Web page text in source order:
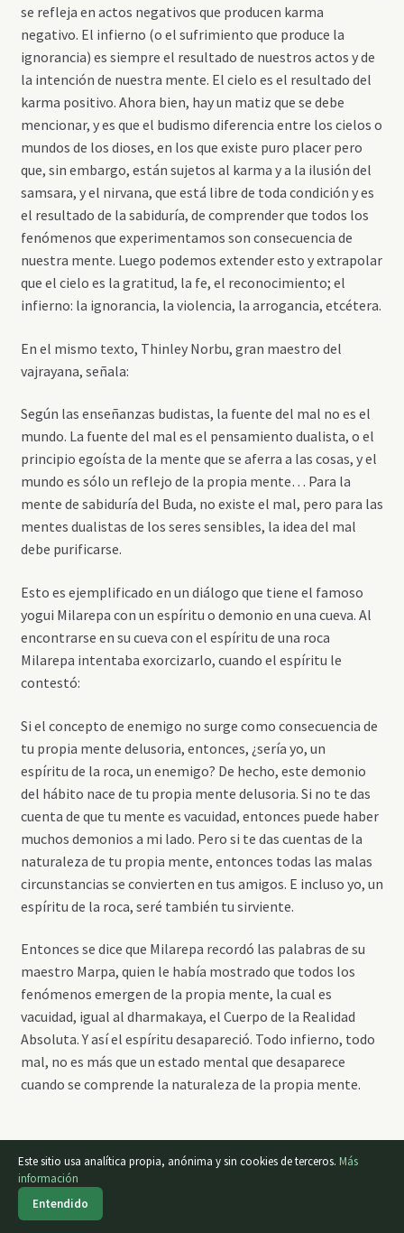
se refleja en actos negativos que producen karma
negativo. El infierno (o el sufrimiento que produce la
ignorancia) es siempre el resultado de nuestros actos y de
la intención de nuestra mente. El cielo es el resultado del
karma positivo. Ahora bien, hay un matiz que se debe
mencionar, y es que el budismo diferencia entre los cielos o
mundos de los dioses, en los que existe puro placer pero
que, sin embargo, están sujetos al karma y a la ilusión del
samsara, y el nirvana, que está libre de toda condición y es
el resultado de la sabiduría, de comprender que todos los
fenómenos que experimentamos son consecuencia de
nuestra mente. Luego podemos extender esto y extrapolar
que el cielo es la gratitud, la fe, el reconocimiento; el
infierno: la ignorancia, la violencia, la arrogancia, etcétera.
En el mismo texto, Thinley Norbu, gran maestro del
vajrayana, señala:
Según las enseñanzas budistas, la fuente del mal no es el
mundo. La fuente del mal es el pensamiento dualista, o el
principio egoísta de la mente que se aferra a las cosas, y el
mundo es sólo un reflejo de la propia mente… Para la
mente de sabiduría del Buda, no existe el mal, pero para las
mentes dualistas de los seres sensibles, la idea del mal
debe purificarse.
Esto es ejemplificado en un diálogo que tiene el famoso
yogui Milarepa con un espíritu o demonio en una cueva. Al
encontrarse en su cueva con el espíritu de una roca
Milarepa intentaba exorcizarlo, cuando el espíritu le
contestó:
Si el concepto de enemigo no surge como consecuencia de
tu propia mente delusoria, entonces, ¿sería yo, un
espíritu de la roca, un enemigo? De hecho, este demonio
del hábito nace de tu propia mente delusoria. Si no te das
cuenta de que tu mente es vacuidad, entonces puede haber
muchos demonios a mi lado. Pero si te das cuentas de la
naturaleza de tu propia mente, entonces todas las malas
circunstancias se convierten en tus amigos. E incluso yo, un
espíritu de la roca, seré también tu sirviente.
Entonces se dice que Milarepa recordó las palabras de su
maestro Marpa, quien le había mostrado que todos los
fenómenos emergen de la propia mente, la cual es
vacuidad, igual al dharmakaya, el Cuerpo de la Realidad
Absoluta. Y así el espíritu desapareció. Todo infierno, todo
mal, no es más que un estado mental que desaparece
cuando se comprende la naturaleza de la propia mente.
Fuente:@alepholo
Buscar
Buscar
Este sitio usa analítica propia, anónima y sin cookies de terceros. Más
información
Entendido